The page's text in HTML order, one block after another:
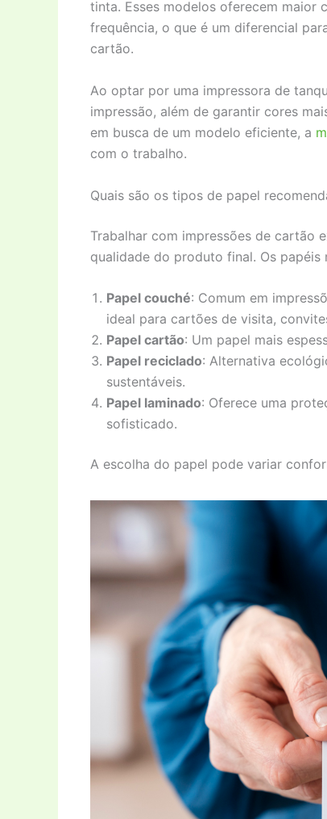
tinta. Esses modelos oferecem maior
frequência, o que é um diferencial
cartão.
Ao optar por uma impressora de
impressão, além de garantir cores
em busca de um modelo eficiente, a
com o trabalho.
Quais são os tipos de papel
Trabalhar com impressões de cartão
qualidade do produto final. Os papéis
Papel couché: Comum em
ideal para cartões de visita,
Papel cartão: Um papel mais
Papel reciclado: Alternativa
sustentáveis.
Papel laminado: Oferece uma
sofisticado.
A escolha do papel pode variar